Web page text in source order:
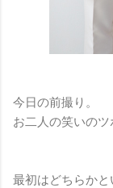
今日の前撮り。
お二人の笑いのツ
最初はどちらか